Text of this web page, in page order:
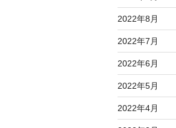
2022年8月
2022年7月
2022年6月
2022年5月
2022年4月